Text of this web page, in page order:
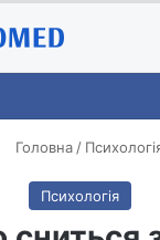
Головна /
Психологія